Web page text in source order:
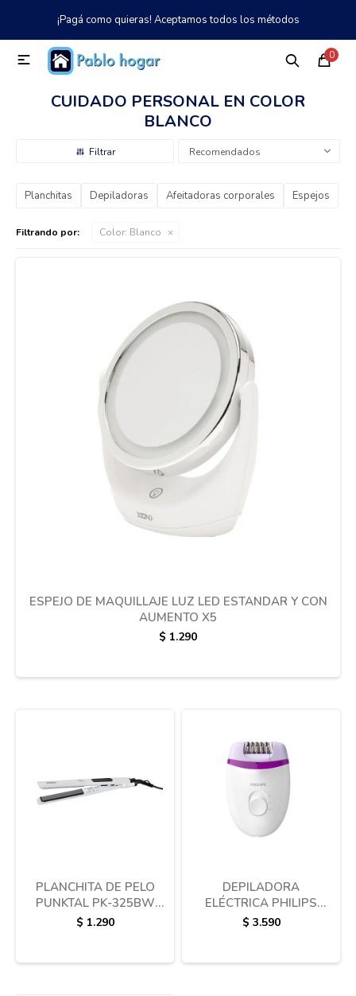
¡Pagá como quieras! Aceptamos todos los métodos
0

CUIDADO PERSONAL EN COLOR
BLANCO
Recomendados
Planchitas Depiladoras Afeitadoras corporales Espejos
Filtrando por: Color: Blanco
ESPEJO DE MAQUILLAJE LUZ LED ESTANDAR Y CON
AUMENTO X5
$ 1.290
PLANCHITA DE PELO
PUNKTAL PK-325BW
230°
$ 1.290
DEPILADORA
ELÉCTRICA PHILIPS
SATINELLE ESSENTIAL
$ 3.590
MI CUENTA
Catálogo Tienda 097 997 042
Tecnología
TV, Audio y Video
Cuidado de mascotas
Aire libre y Jardín
Bicicletas y más